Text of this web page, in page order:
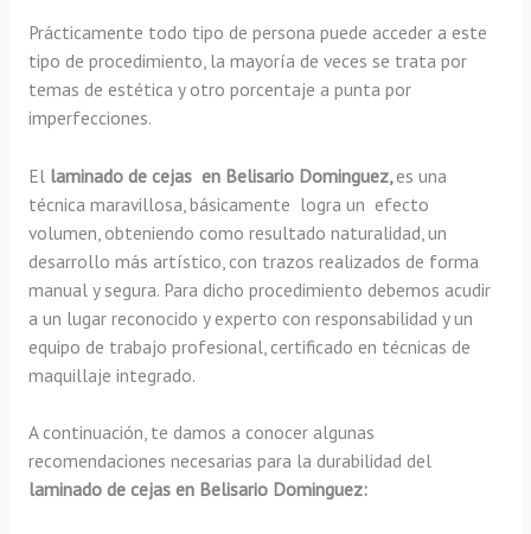
Prácticamente todo tipo de persona puede acceder a este
tipo de procedimiento, la mayoría de veces se trata por
temas de estética y otro porcentaje a punta por
imperfecciones.
El laminado de cejas en Belisario Dominguez, es una
técnica maravillosa, básicamente logra un efecto
volumen, obteniendo como resultado naturalidad, un
desarrollo más artístico, con trazos realizados de forma
manual y segura. Para dicho procedimiento debemos acudir
a un lugar reconocido y experto con responsabilidad y un
equipo de trabajo profesional, certificado en técnicas de
maquillaje integrado.
A continuación, te damos a conocer algunas
recomendaciones necesarias para la durabilidad del
laminado de cejas en Belisario Dominguez: